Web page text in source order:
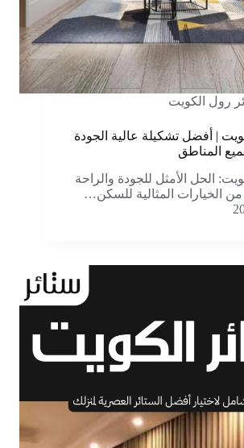
رول الكويت
| أفضل تشكيلة عالية الجودة
المناطق
الحل الأمثل للجودة والراحة
من الخيارات المثالية للسكن…